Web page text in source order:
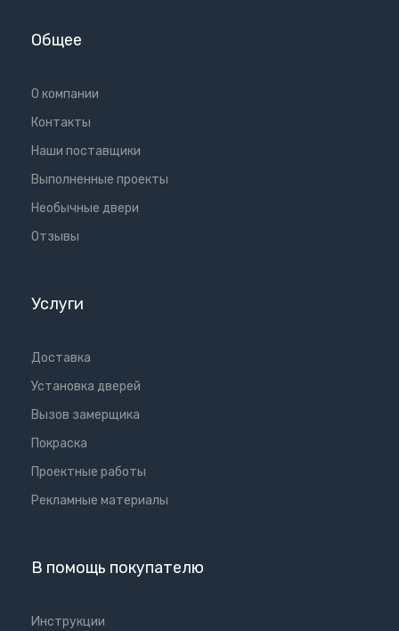
Общее
О компании
Контакты
Наши поставщики
Выполненные проекты
Необычные двери
Отзывы
Услуги
Доставка
Установка дверей
Вызов замерщика
Покраска
Проектные работы
Рекламные материалы
В помощь покупателю
Инструкции